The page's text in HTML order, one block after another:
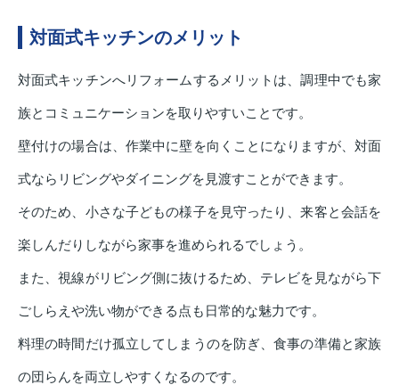
対面式キッチンのメリット
対面式キッチンへリフォームするメリットは、調理中でも家
族とコミュニケーションを取りやすいことです。
壁付けの場合は、作業中に壁を向くことになりますが、対面
式ならリビングやダイニングを見渡すことができます。
そのため、小さな子どもの様子を見守ったり、来客と会話を
楽しんだりしながら家事を進められるでしょう。
また、視線がリビング側に抜けるため、テレビを見ながら下
ごしらえや洗い物ができる点も日常的な魅力です。
料理の時間だけ孤立してしまうのを防ぎ、食事の準備と家族
の団らんを両立しやすくなるのです。